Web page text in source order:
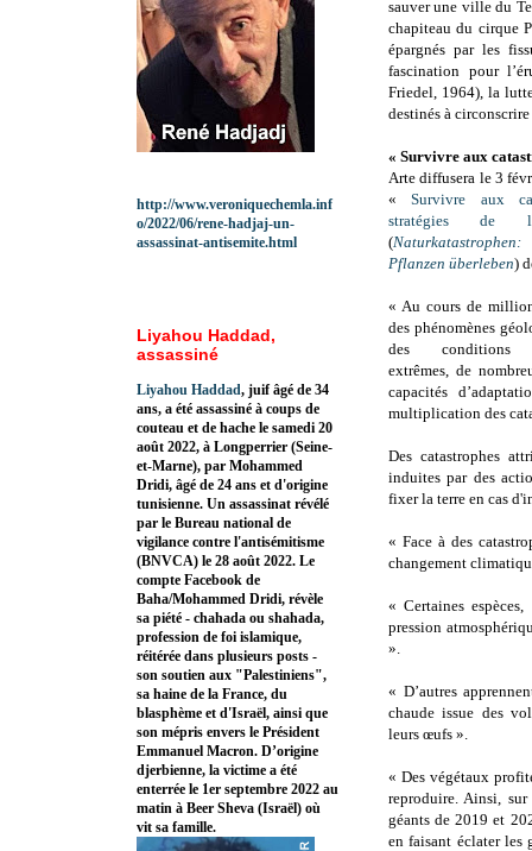
sauver une ville du
chapiteau du cirque
épargnés par les
fascination pour
Friedel, 1964), la
destinés à
« Survivre aux
Arte diffusera le 3
«Survivre aux
stratégies de
(
Pflanzen überleben)
« Au cours de
des phénomènes
des conditions
extrêmes, de
capacités
multiplication des
Des catastrophes
induites par des
fixer la terre en cas
« Face à des
changement
« Certaines
pression
».
« D’autres
chaude issue des
leurs œufs ».
« Des végétaux
reproduire. Ainsi,
géants de 2019 et
en faisant éclater les
http://www.veroniquechemla.inf
o/2022/06/rene-hadjaj-un-
assassinat-antisemite.html
Liyahou Haddad,
assassiné
Liyahou Haddad, juif âgé de 34
ans, a été assassiné à coups de
couteau et de hache le samedi 20
août 2022, à Longperrier (Seine-
et-Marne), par Mohammed
Dridi, âgé de 24 ans et d'origine
tunisienne. Un assassinat révélé
par le Bureau national de
vigilance contre l'antisémitisme
(BNVCA) le 28 août 2022. Le
compte Facebook de
Baha/Mohammed Dridi, révèle
sa piété - chahada ou shahada,
profession de foi islamique,
réitérée dans plusieurs posts -
son soutien aux "Palestiniens",
sa haine de la France, du
blasphème et d'Israël, ainsi que
son mépris envers le Président
Emmanuel Macron. D’origine
djerbienne, la victime a été
enterrée le 1er septembre 2022 au
matin à Beer Sheva (Israël) où
vit sa famille.